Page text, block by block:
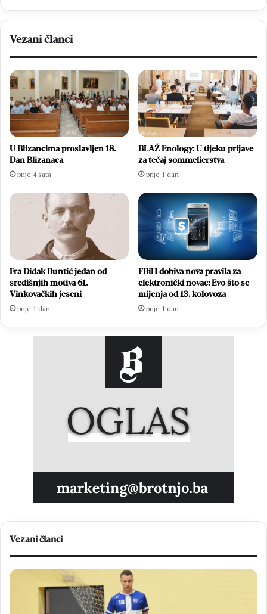
Vezani članci
U Blizancima proslavljen 18.
Dan Blizanaca
prije 4 sata
BLAŽ Enology: U tijeku prijave
za tečaj sommelierstva
prije 1 dan
Fra Didak Buntić jedan od
središnjih motiva 61.
Vinkovačkih jeseni
prije 1 dan
FBiH dobiva nova pravila za
elektronički novac: Evo što se
mijenja od 13. kolovoza
prije 1 dan
Vezani članci
Veliki
povratak